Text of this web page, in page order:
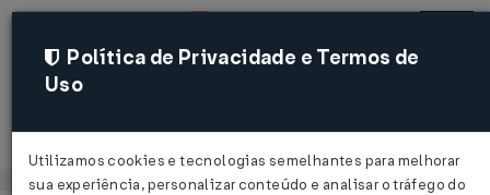
Acessar
Política de Privacidade e Termos de
Uso
Utilizamos cookies e tecnologias semelhantes para melhorar
sua experiência, personalizar conteúdo e analisar o tráfego do